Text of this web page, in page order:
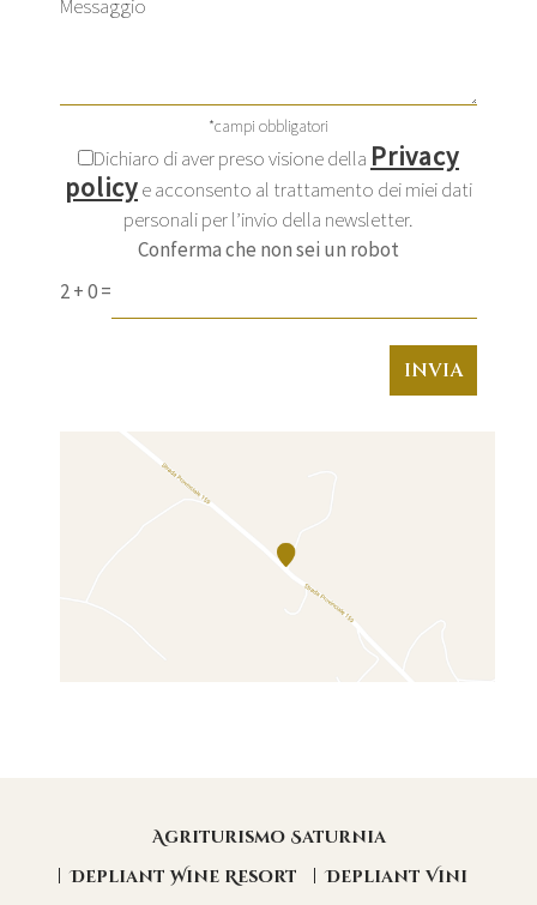
*campi obbligatori
Dichiaro di aver preso visione della Privacy
policye acconsento al trattamento dei miei dati
personali per l’invio della newsletter.
Conferma che non sei un robot
2+0=
Agriturismo Saturnia
Depliant Wine Resort
Depliant Vini